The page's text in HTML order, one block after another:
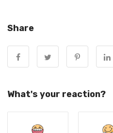
神狀態不佳，出現明顯焦躁跡
表示自己沒問題，堅持執勤。
Share
What's your reaction?